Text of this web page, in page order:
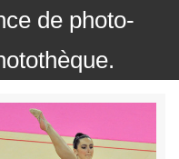
de photo-